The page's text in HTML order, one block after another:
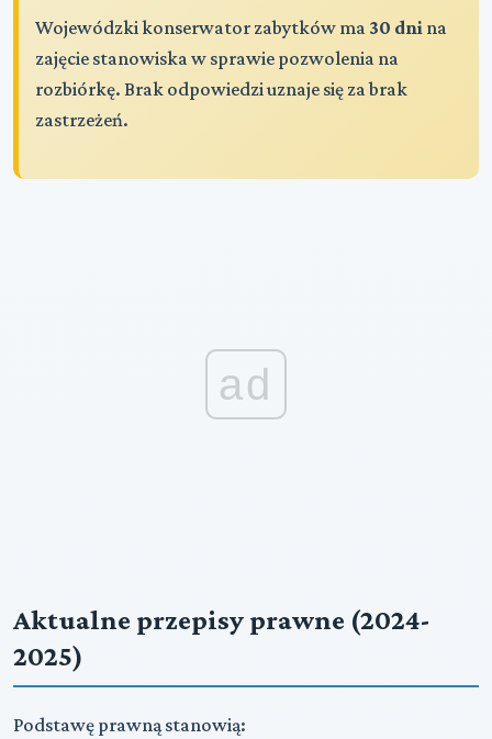
Wojewódzki konserwator zabytków ma 30 dni na
zajęcie stanowiska w sprawie pozwolenia na
rozbiórkę. Brak odpowiedzi uznaje się za brak
zastrzeżeń.
ad
Aktualne przepisy prawne (2024-
2025)
Podstawę prawną stanowią: